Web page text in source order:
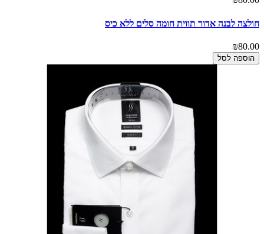
חולצה לבנה אדור תווית חומה סלים ללא כיס
₪80.00
הוספה לסל